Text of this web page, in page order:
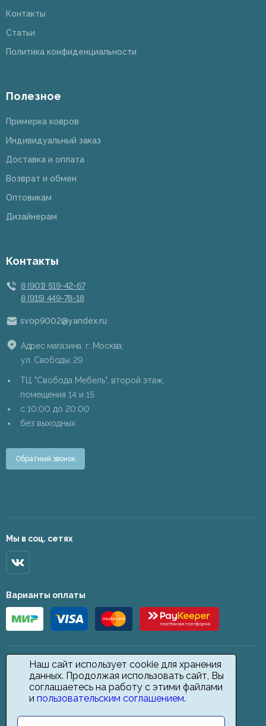
Наш сайт использует cookie для хранения
данных. Продолжая использовать сайт, Вы
соглашаетесь на работу с этими файлами
и пользовательским соглашением.
Контакты
Статьи
Политика конфиденциальности
Полезное
Примерка ковров
Индивидуальный заказ
Доставка и оплата
Возврат и обмен
Оптовикам
Дизайнерам
Контакты
8 (901) 519-42-67
8 (915) 449-78-18
svop9002@yandex.ru
Адрес магазина: г. Москва,
ул. Свободы, 29
ТЦ "Свобода Мебель", второй этаж,
помещения 14 и 15
c 10:00 до 20:00
без выходных
Обратный звонок
Мы в соц. сетях
Варианты оплаты